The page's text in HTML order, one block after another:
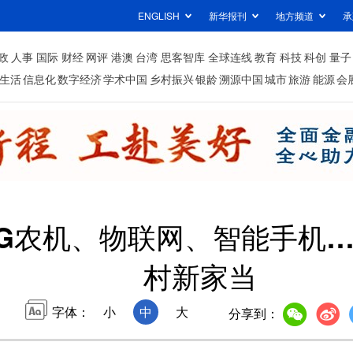
ENGLISH 新华报刊 地方频道
人事 国际 财经 网评 港澳 台湾 思客智库 全球连线教育 科技科创 量子
活信息化数字经济学术中国 乡村振兴银龄溯源中国城市旅游能源会
农机、物联网、智能手
村新家当
字体： 小 中 大 分享到：